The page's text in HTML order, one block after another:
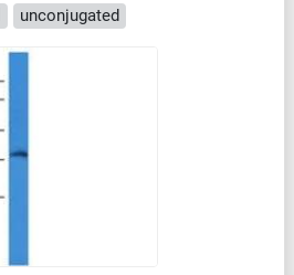
unconjugated